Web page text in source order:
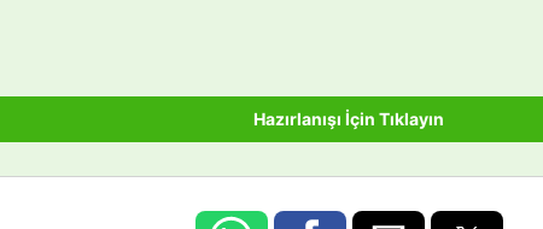
Hazırlanışı İçin Tıklayın